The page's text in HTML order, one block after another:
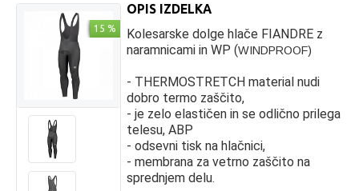
15 %
OPIS IZDELKA
Kolesarske dolge hlače FIANDRE z
naramnicami in WP (WINDPROOF)
- THERMOSTRETCH material nudi
dobro termo zaščito,
- je zelo elastičen in se odlično prilega
telesu, ABP
- odsevni tisk na hlačnici,
- membrana za vetrno zaščito na
sprednjem delu.